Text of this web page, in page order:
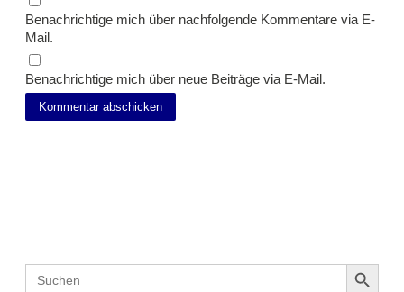
Benachrichtige mich über nachfolgende Kommentare via E-
Mail.
Benachrichtige mich über neue Beiträge via E-Mail.
Search
for:
Search Button